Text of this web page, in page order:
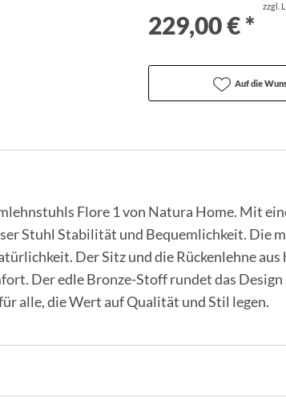
229,00 € *
zzgl.
Auf die
Flore 1 von Natura Home. Mit
Stuhl Stabilität und Bequemlichkeit. Die
Der Sitz und die Rückenlehne
Der edle Bronze-Stoff rundet das
alle, die Wert auf Qualität und Stil legen.